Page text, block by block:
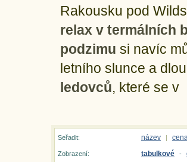
Rakousku pod
relax v termálních
podzimu si navíc
letního slunce a
ledovců, které se
Seřadit: název |
Zobrazení: tabulkové -